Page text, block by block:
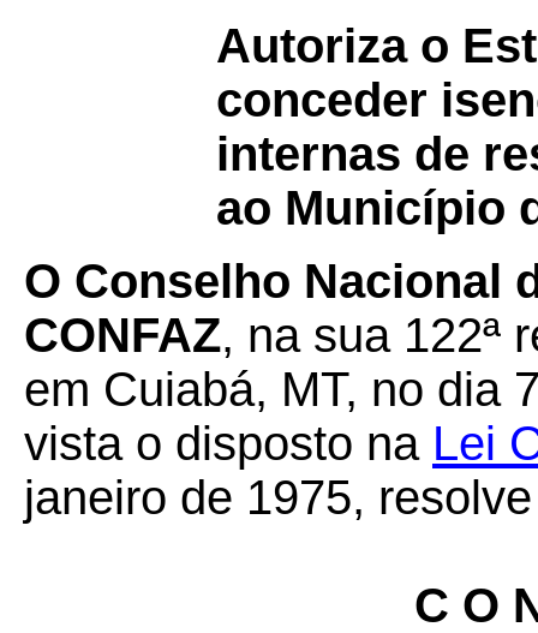
Autoriza o
conceder
internas de
ao Município
O Conselho Nacional
CONFAZ, na sua 122ª
em Cuiabá, MT, no dia
vista o disposto na Lei
janeiro de 1975,
C O